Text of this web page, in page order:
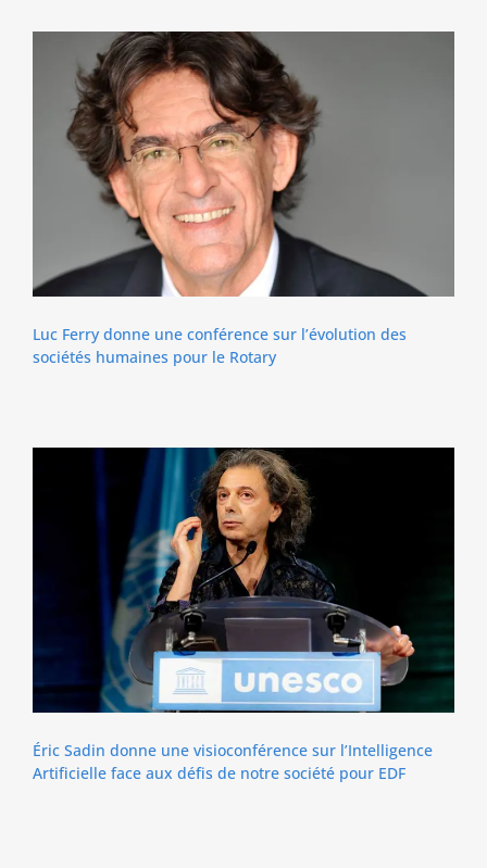
Luc Ferry donne une conférence sur l’évolution des
sociétés humaines pour le Rotary
Éric Sadin donne une visioconférence sur l’Intelligence
Artificielle face aux défis de notre société pour EDF